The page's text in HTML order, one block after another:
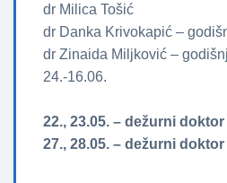
dr Milica Tošić
dr Danka Krivokapić –
dr Zinaida Miljković –
24.-16.06.
22., 23.05. – dežurni doktor
27., 28.05. – dežurni doktor